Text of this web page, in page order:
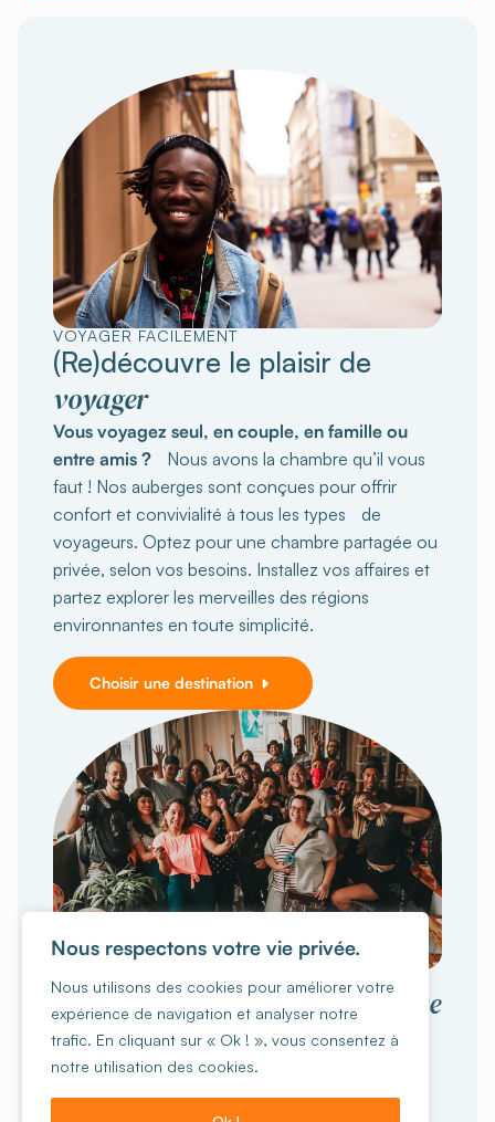
VOYAGER FACILEMENT
(Re)découvre le plaisir de
voyager
Vous voyagez seul, en couple, en famille ou
entre amis ? Nous avons la chambre qu’il vous
faut ! Nos auberges sont conçues pour offrir
confort et convivialité à tous les types de
voyageurs. Optez pour une chambre partagée ou
privée, selon vos besoins. Installez vos affaires et
partez explorer les merveilles des régions
environnantes en toute simplicité.
Choisir une destination
Vivez une expériencecollective
inoubliable
Vous êtes 15 personnes ou plus ?
familles, groupes d'amis, sportifs ou autres, on
Nous respectons votre vie privée.
Nous utilisons des cookies pour améliorer votre
expérience de navigation et analyser notre
trafic. En cliquant sur « Ok ! », vous consentez à
notre utilisation des cookies.